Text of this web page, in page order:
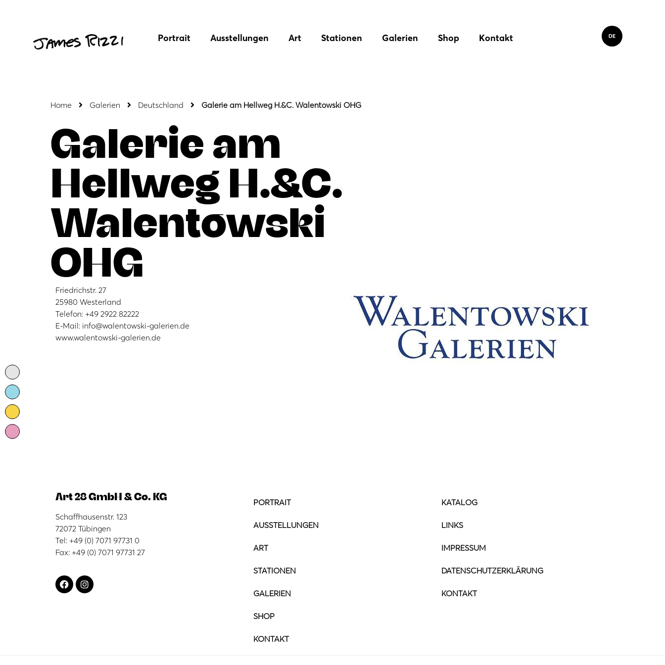
Portrait Ausstellungen Art Stationen Galerien Shop Kontakt
Home Galerien Deutschland Galerie am Hellweg H.&C. Walentowski OHG
Galerie am
Hellweg H.&C.
Walentowski
OHG
Friedrichstr. 27
25980 Westerland
Telefon: +49 2922 82222
E-Mail: info@walentowski-galerien.de
www.walentowski-galerien.de
Art 28 GmbH & Co. KG
Schaffhausenstr. 123
72072 Tübingen
Tel: +49 (0) 7071 97731 0
Fax: +49 (0) 7071 97731 27
PORTRAIT
AUSSTELLUNGEN
ART
STATIONEN
GALERIEN
SHOP
KONTAKT
KATALOG
LINKS
IMPRESSUM
DATENSCHUTZERKLÄRUNG
KONTAKT